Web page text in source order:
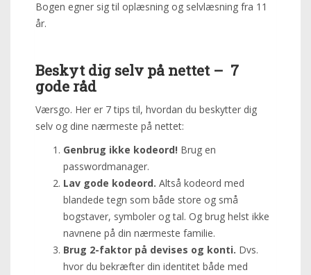
Bogen egner sig til oplæsning og selvlæsning fra 11
år.
Beskyt dig selv på nettet – 7
gode råd
Værsgo. Her er 7 tips til, hvordan du beskytter dig
selv og dine nærmeste på nettet:
Genbrug ikke kodeord! Brug en
passwordmanager.
Lav gode kodeord. Altså kodeord med
blandede tegn som både store og små
bogstaver, symboler og tal. Og brug helst ikke
navnene på din nærmeste familie.
Brug 2-faktor på devises og konti. Dvs.
hvor du bekræfter din identitet både med